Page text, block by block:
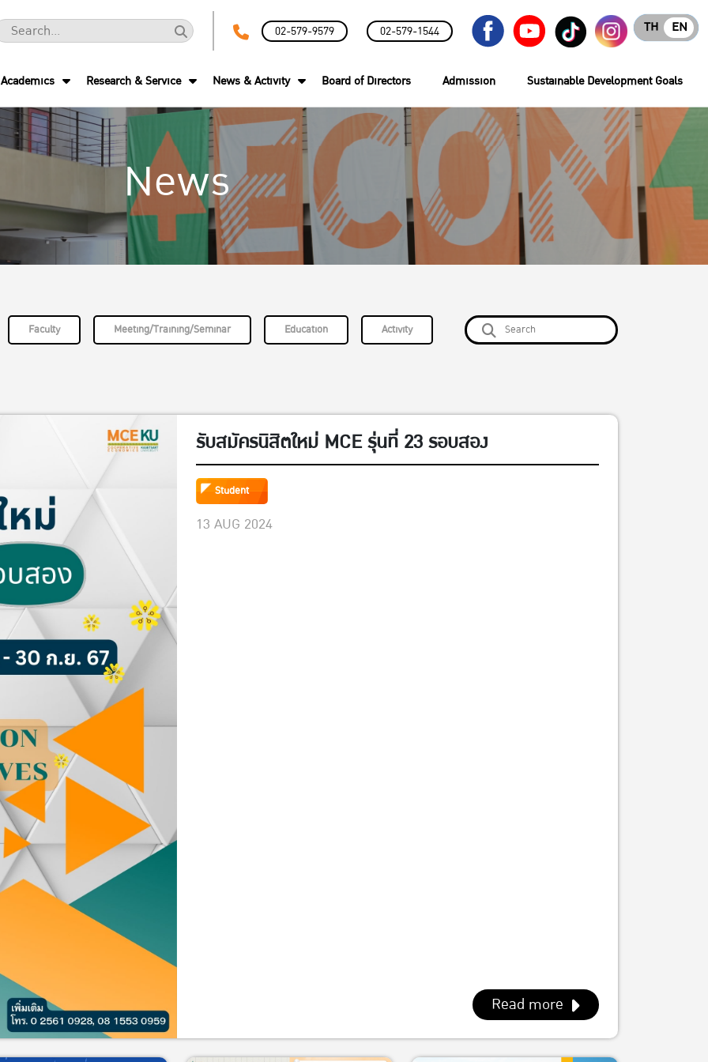
02-579-9579 02-579-1544 EN
TH
Academics Research & Service News & Activity Board of Directors Admission Sustainable Development Goals
News
Faculty Meeting/Training/Seminar Education Activity
รับสมัครนิสิตใหม่ MCE รุ่นที่ 23 รอบสอง
Student
13 AUG 2024
Read more